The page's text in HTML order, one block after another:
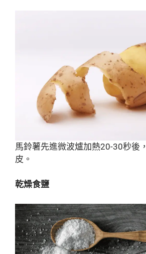
馬鈴薯先進微波爐加熱20-30秒後
皮。
乾燥食鹽